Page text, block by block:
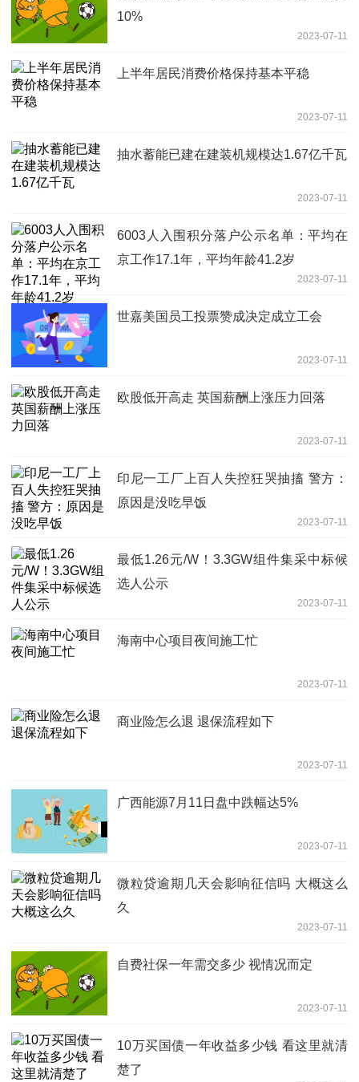
10%
2023-07-11
上半年居民消费价格保持基本平稳
2023-07-11
抽水蓄能已建在建装机规模达1.67亿千瓦
2023-07-11
6003人入围积分落户公示名单：平均在
京工作17.1年，平均年龄41.2岁
2023-07-11
世嘉美国员工投票赞成决定成立工会
2023-07-11
欧股低开高走 英国薪酬上涨压力回落
2023-07-11
印尼一工厂上百人失控狂哭抽搐 警方：
原因是没吃早饭
2023-07-11
最低1.26元/W！3.3GW组件集采中标候
选人公示
2023-07-11
海南中心项目夜间施工忙
2023-07-11
商业险怎么退 退保流程如下
2023-07-11
广西能源7月11日盘中跌幅达5%
2023-07-11
微粒贷逾期几天会影响征信吗 大概这么
久
2023-07-11
自费社保一年需交多少 视情况而定
2023-07-11
10万买国债一年收益多少钱 看这里就清
楚了